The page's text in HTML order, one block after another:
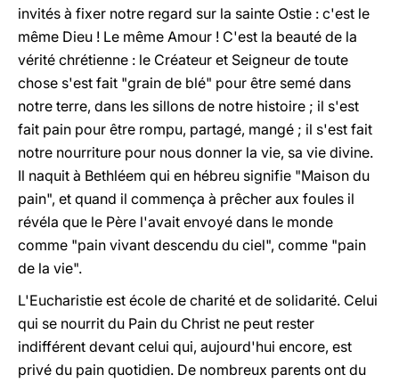
invités à fixer notre regard sur la sainte Ostie : c'est le
même Dieu ! Le même Amour ! C'est la beauté de la
vérité chrétienne : le Créateur et Seigneur de toute
chose s'est fait "grain de blé" pour être semé dans
notre terre, dans les sillons de notre histoire ; il s'est
fait pain pour être rompu, partagé, mangé ; il s'est fait
notre nourriture pour nous donner la vie, sa vie divine.
Il naquit à Bethléem qui en hébreu signifie "Maison du
pain", et quand il commença à prêcher aux foules il
révéla que le Père l'avait envoyé dans le monde
comme "pain vivant descendu du ciel", comme "pain
de la vie".
L'Eucharistie est école de charité et de solidarité. Celui
qui se nourrit du Pain du Christ ne peut rester
indifférent devant celui qui, aujourd'hui encore, est
privé du pain quotidien. De nombreux parents ont du